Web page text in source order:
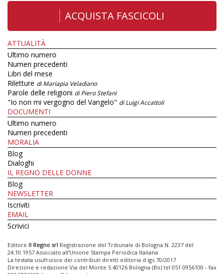
ACQUISTA FASCICOLI
ATTUALITÀ
Ultimo numero
Numeri precedenti
Libri del mese
Riletture di Mariapia Veladiano
Parole delle religioni di Piero Stefani
"Io non mi vergogno del Vangelo" di Luigi Accattoli
DOCUMENTI
Ultimo numero
Numeri precedenti
MORALIA
Blog
Dialoghi
IL REGNO DELLE DONNE
Blog
NEWSLETTER
Iscriviti
EMAIL
Scrivici
Editore Il Regno srl Registrazione del Tribunale di Bologna N. 2237 del
24.10.1957 Associato all’Unione Stampa Periodica Italiana
La testata usufruisce dei contributi diretti editoria d.lgs 70/2017
Direzione e redazione Via del Monte 5 40126 Bologna (Bo) tel 051 0956100 - fax